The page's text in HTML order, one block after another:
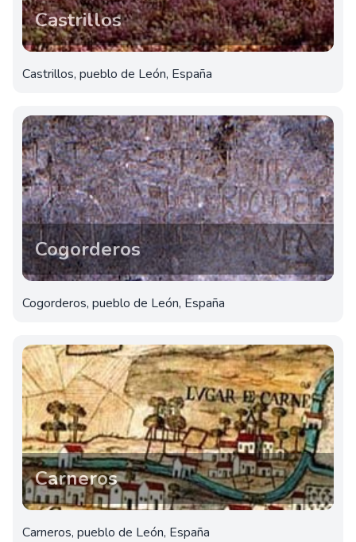
Castrillos
Castrillos, pueblo de León, España
Cogorderos
Cogorderos, pueblo de León, España
Carneros
Carneros, pueblo de León, España